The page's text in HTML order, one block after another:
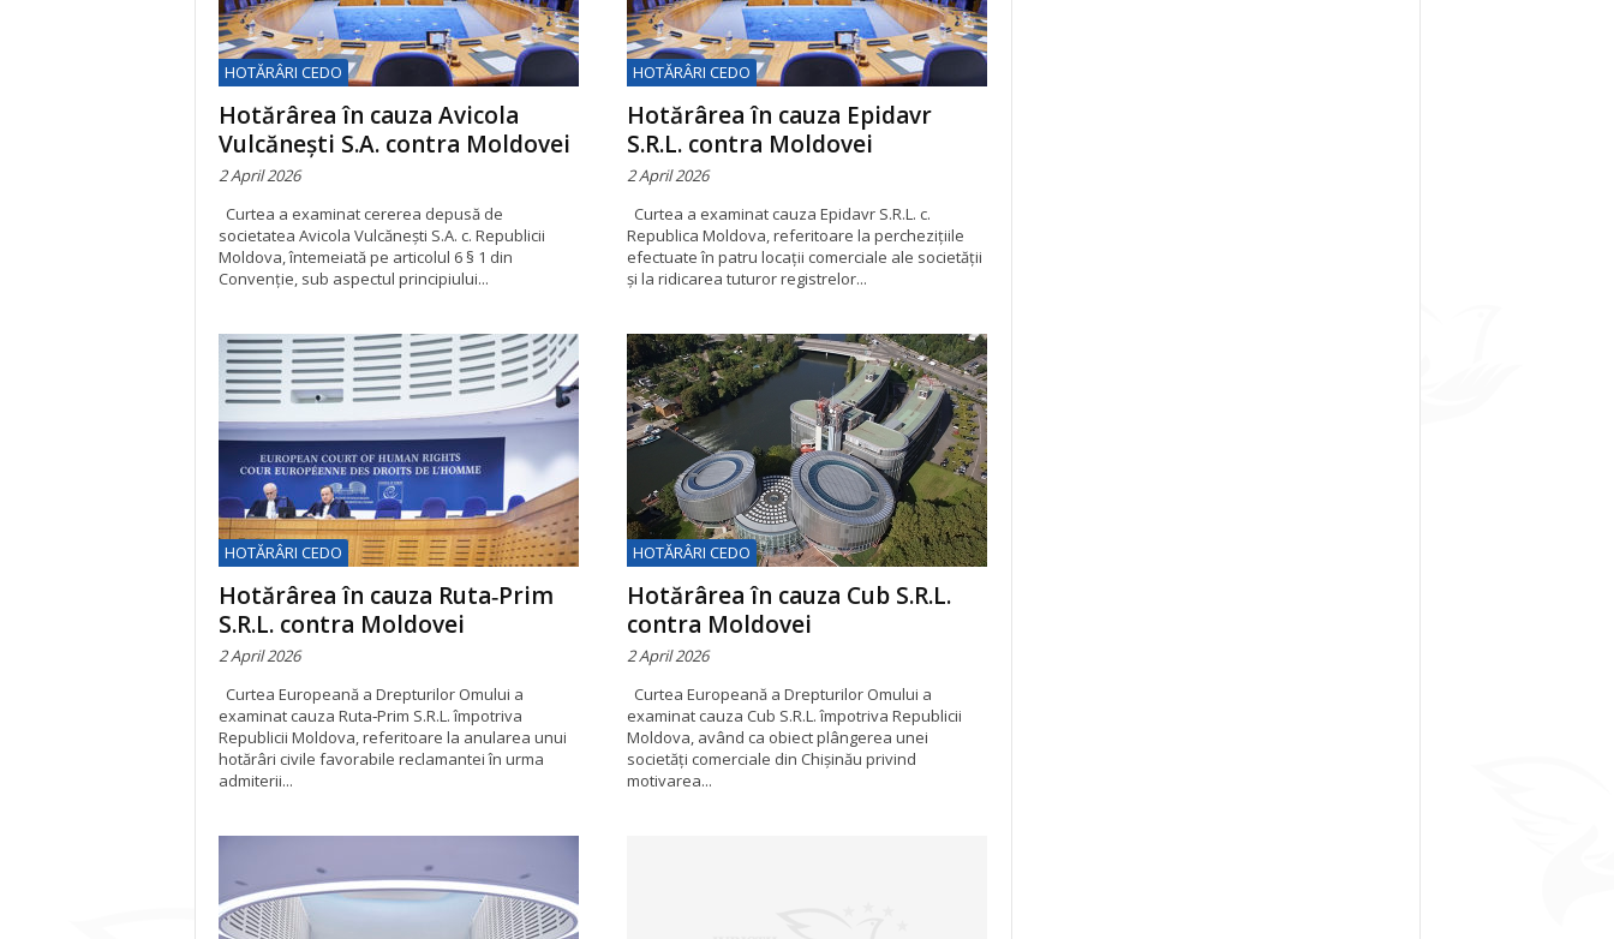
HOTĂRÂRI CEDO
Hotărârea în cauza Avicola
Vulcănești S.A. contra Moldovei
2 April 2026
Curtea a examinat cererea depusă de
societatea Avicola Vulcănești S.A. c. Republicii
Moldova, întemeiată pe articolul 6 § 1 din
Convenție, sub aspectul principiului...
HOTĂRÂRI CEDO
Hotărârea în cauza Epidavr
S.R.L. contra Moldovei
2 April 2026
Curtea a examinat cauza Epidavr S.R.L. c.
Republica Moldova, referitoare la perchezițiile
efectuate în patru locații comerciale ale societății
și la ridicarea tuturor registrelor...
HOTĂRÂRI CEDO
Hotărârea în cauza Ruta‑Prim
S.R.L. contra Moldovei
2 April 2026
Curtea Europeană a Drepturilor Omului a
examinat cauza Ruta‑Prim S.R.L. împotriva
Republicii Moldova, referitoare la anularea unui
hotărâri civile favorabile reclamantei în urma
admiterii...
HOTĂRÂRI CEDO
Hotărârea în cauza Cub S.R.L.
contra Moldovei
2 April 2026
Curtea Europeană a Drepturilor Omului a
examinat cauza Cub S.R.L. împotriva Republicii
Moldova, având ca obiect plângerea unei
societăți comerciale din Chișinău privind
motivarea...